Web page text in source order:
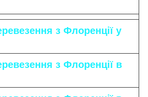
з Флоренції у
з Флоренції в